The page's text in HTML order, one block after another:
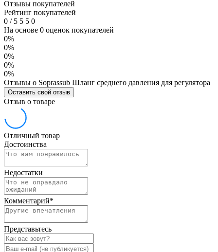
Отзывы покупателей
Рейтинг покупателей
0 /5 5 5 0
На основе 0 оценок покупателей
0%
0%
0%
0%
0%
Отзывы о Soprassub Шланг среднего давления для регулятора
Оставить свой отзыв
Отзыв о товаре
Отличный товар
Достоинства
Недостатки
Комментарий*
Представьтесь